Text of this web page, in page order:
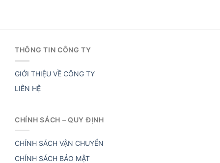
THÔNG TIN CÔNG TY
GIỚI THIỆU VỀ CÔNG TY
LIÊN HỆ
CHÍNH SÁCH – QUY ĐỊNH
CHÍNH SÁCH VẬN CHUYỂN
CHÍNH SÁCH BẢO MẬT